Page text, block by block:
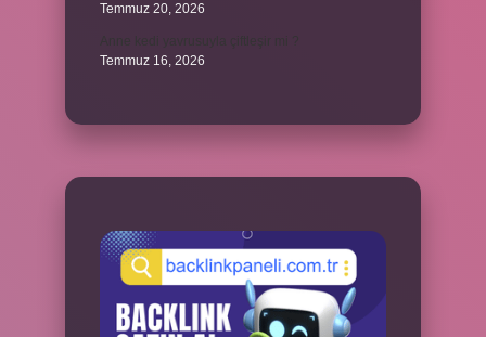
Temmuz 20, 2026
Temmuz 16, 2026